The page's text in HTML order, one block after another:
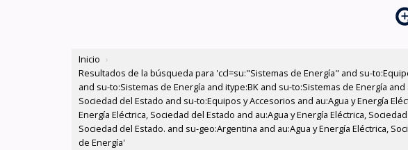
Inicio ›
Resultados de la búsqueda para 'ccl=su:"Sistemas de Energía" and su-
and su-to:Sistemas de Energía and itype:BK and su-to:Sistemas de Energía
Sociedad del Estado and su-to:Equipos y Accesorios and au:Agua y Energía
Energía Eléctrica, Sociedad del Estado and au:Agua y Energía Eléctrica,
Sociedad del Estado. and su-geo:Argentina and au:Agua y Energía Eléctrica,
de Energía'